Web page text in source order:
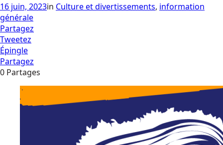
16 juin, 2023in Culture et divertissements, information
générale
Partagez
Tweetez
Épingle
Partagez
0 Partages